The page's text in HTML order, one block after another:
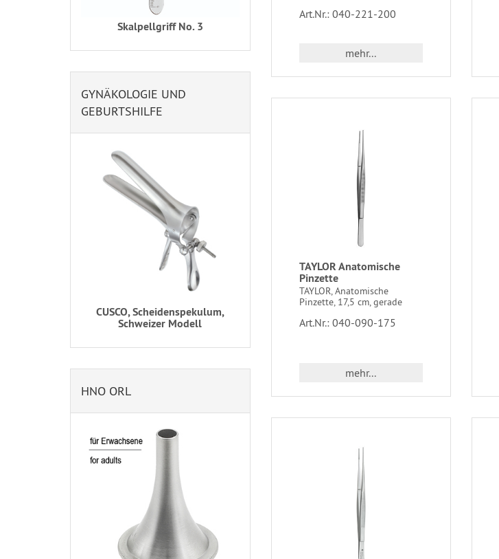
Art.Nr.: 040-221-200
mehr...
TAYLOR Anatomische
Pinzette
TAYLOR, Anatomische
Pinzette, 17,5 cm, gerade
Art.Nr.: 040-090-175
mehr...
Skalpellgriff No. 3
GYNÄKOLOGIE UND
GEBURTSHILFE
CUSCO, Scheidenspekulum,
Schweizer Modell
HNO ORL